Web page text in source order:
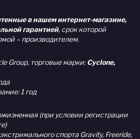
в нашем интернет-магазине,
гарантией, срок которой
– производителем.
Group, торговые марки:Cyclone,
1 год
(при условии регистрации
спорта Gravity, Freeride,